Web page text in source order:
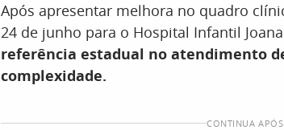
Após apresentar melhora no quadro
24 de junho para o Hospital Infantil
referência estadual no atendimento
complexidade.
CONTINUA